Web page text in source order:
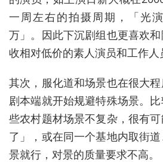
一周左右的拍摄周期，「光
万」。因此下沉剧组也更喜欢
收相对低价的素人演员和工作人
其次，服化道和场景也在很大
剧本端就开始规避特殊场景。
些农村题材场景不复杂，很有
了」，或在同一个基地内取街
景就行，对景的质量要求不高。